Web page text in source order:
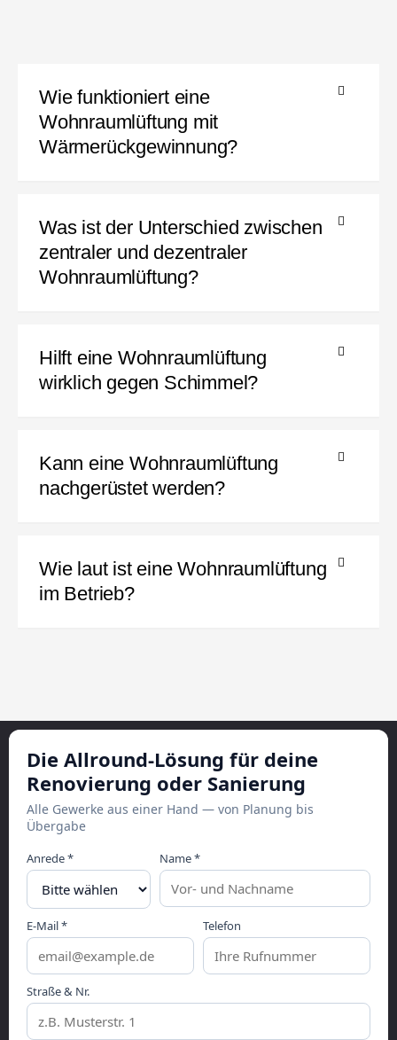
Wie funktioniert eine
Wohnraumlüftung mit
Wärmerückgewinnung?
Was ist der Unterschied zwischen
zentraler und dezentraler
Wohnraumlüftung?
Hilft eine Wohnraumlüftung
wirklich gegen Schimmel?
Kann eine Wohnraumlüftung
nachgerüstet werden?
Wie laut ist eine Wohnraumlüftung
im Betrieb?